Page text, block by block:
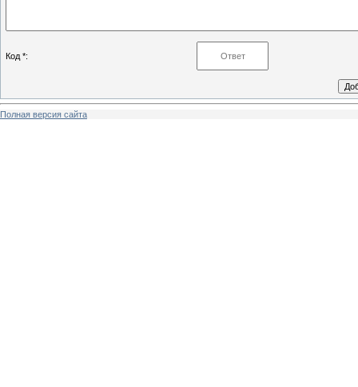
Код *:
Полная версия сайта